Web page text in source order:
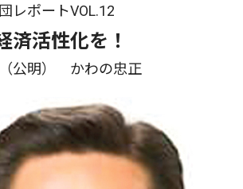
レポートVOL.12
済活性化を！
公明） かわの忠正